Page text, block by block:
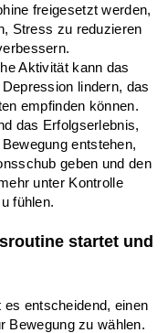
freigesetzt werden,
Stress zu reduzieren
Aktivität kann das
lindern, das
empfinden können.
das Erfolgserlebnis,
entstehen,
geben und den
unter Kontrolle
fühlen.
startet und
entscheidend, einen
Bewegung zu wählen.